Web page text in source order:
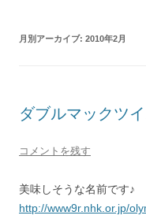
月別アーカイブ: 2010年2月
ダブルマックツイ
コメントを残す
美味しそうな名前です♪
http://www9r.nhk.or.jp/